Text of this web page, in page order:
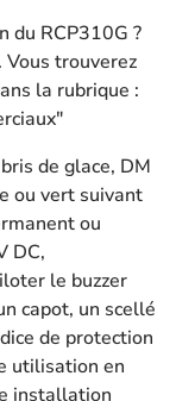
du RCP310G ?
Vous trouverez
la rubrique :
de glace, DM
ou vert suivant
ou
DC,
le buzzer
capot, un scellé
de protection
utilisation en
installation